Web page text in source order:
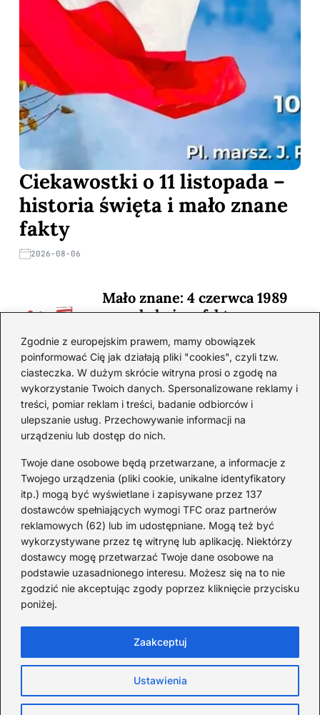
Zgodnie z europejskim prawem, mamy obowiązek
poinformować Cię jak działają pliki "cookies", czyli tzw.
ciasteczka. W dużym skrócie witryna prosi o zgodę na
wykorzystanie Twoich danych. Spersonalizowane reklamy i
treści, pomiar reklam i treści, badanie odbiorców i
ulepszanie usług. Przechowywanie informacji na
urządzeniu lub dostęp do nich.
Twoje dane osobowe będą przetwarzane, a informacje z
Twojego urządzenia (pliki cookie, unikalne identyfikatory
itp.) mogą być wyświetlane i zapisywane przez 137
dostawców spełniających wymogi TFC oraz partnerów
reklamowych (62) lub im udostępniane. Mogą też być
wykorzystywane przez tę witrynę lub aplikację. Niektórzy
dostawcy mogę przetwarzać Twoje dane osobowe na
podstawie uzasadnionego interesu. Możesz się na to nie
zgodzić nie akceptując zgody poprzez kliknięcie przycisku
poniżej.
Ustawienia
Zaakceptuj
Ciekawostki o 11 listopada –
historia święta i mało znane
fakty
2026-08-06
Mało znane: 4 czerwca 1989
— zaskakujące fakty
2026-08-03
Ciekawostki o 1. wojnie
światowej — mało znane
fakty i historie
2026-08-02
Zaskakujące ciekawostki o
Krzysztofie Kolumbie
2026-07-20
Mało znane ciekawostki o
Wisławie Szymborskiej
2026-07-16
Zaskakujące ciekawostki o
2026-07-15
Strona główna Polityka Cookies Prywatność Kontakt